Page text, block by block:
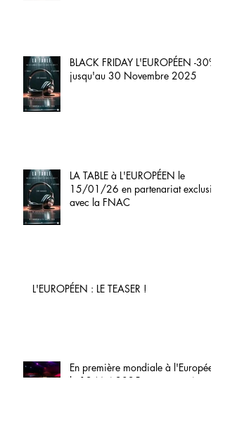
BLACK FRIDAY L'EUROPÉEN -30%
jusqu'au 30 Novembre 2025
LA TABLE à L'EUROPÉEN le
15/01/26 en partenariat exclusif
avec la FNAC
L'EUROPÉEN : LE TEASER !
En première mondiale à l'Européen
le 12 Mai 2025 en partenariat